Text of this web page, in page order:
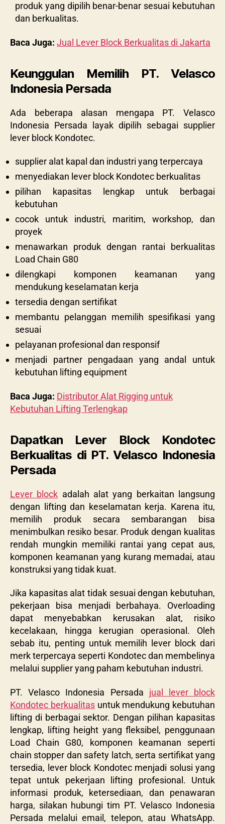
produk yang dipilih benar-benar sesuai kebutuhan
dan berkualitas.
Baca Juga: Jual Lever Block Berkualitas di Jakarta
Keunggulan Memilih PT. Velasco
Indonesia Persada
Ada beberapa alasan mengapa PT. Velasco
Indonesia Persada layak dipilih sebagai supplier
lever block Kondotec.
supplier alat kapal dan industri yang terpercaya
menyediakan lever block Kondotec berkualitas
pilihan kapasitas lengkap untuk berbagai
kebutuhan
cocok untuk industri, maritim, workshop, dan
proyek
menawarkan produk dengan rantai berkualitas
Load Chain G80
dilengkapi komponen keamanan yang
mendukung keselamatan kerja
tersedia dengan sertifikat
membantu pelanggan memilih spesifikasi yang
sesuai
pelayanan profesional dan responsif
menjadi partner pengadaan yang andal untuk
kebutuhan lifting equipment
Baca Juga: Distributor Alat Rigging untuk
Kebutuhan Lifting Terlengkap
Dapatkan Lever Block Kondotec
Berkualitas di PT. Velasco Indonesia
Persada
Lever block adalah alat yang berkaitan langsung
dengan lifting dan keselamatan kerja. Karena itu,
memilih produk secara sembarangan bisa
menimbulkan resiko besar. Produk dengan kualitas
rendah mungkin memiliki rantai yang cepat aus,
komponen keamanan yang kurang memadai, atau
konstruksi yang tidak kuat.
Jika kapasitas alat tidak sesuai dengan kebutuhan,
pekerjaan bisa menjadi berbahaya. Overloading
dapat menyebabkan kerusakan alat, risiko
kecelakaan, hingga kerugian operasional. Oleh
sebab itu, penting untuk memilih lever block dari
merk terpercaya seperti Kondotec dan membelinya
melalui supplier yang paham kebutuhan industri.
PT. Velasco Indonesia Persada jual lever block
Kondotec berkualitasuntuk mendukung kebutuhan
lifting di berbagai sektor. Dengan pilihan kapasitas
lengkap, lifting height yang fleksibel, penggunaan
Load Chain G80, komponen keamanan seperti
chain stopper dan safety latch, serta sertifikat yang
tersedia, lever block Kondotec menjadi solusi yang
tepat untuk pekerjaan lifting profesional. Untuk
informasi produk, ketersediaan, dan penawaran
harga, silakan hubungi tim PT. Velasco Indonesia
Persada melalui email, telepon, atau WhatsApp.